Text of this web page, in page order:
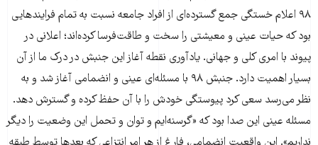
٩٨ اعلام خستگی جمع گسترده‌ای از افراد جامعه نسبت به تمام فرایندهایی
بود که حیات عینی و معیشتی را سخت و طاقت‌فرسا کرده‌اند؛ اعلانی در
پیوند با امری کلی و جهانی. یادآوری نقطه آغاز این جنبش در درک ما از آن
بسیار اهمیت دارد. جنبش ۹۸ با مسئله‌‌ای عینی و انضمامی آغاز شد و به
نظر می‌رسد سعی کرد پیوستگی خودش را با آن حفظ کرده و گسترش دهد.
مسئله عینی این صدا بود که «گرسنه‌ایم و توان و تحمل این وضعیت را دیگر